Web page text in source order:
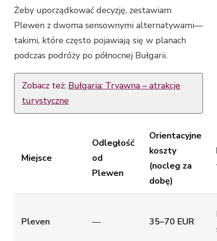
Żeby uporządkować decyzję, zestawiam
Plewen z dwoma sensownymi alternatywami—
takimi, które często pojawiają się w planach
podczas podróży po północnej Bułgarii.
Zobacz też: Bułgaria: Tryawna – atrakcje
turystyczne
Miejsce
Odległość
od
Plewen
Orientacyjne
koszty
(nocleg za
dobę)
Pleven — 35–70 EUR